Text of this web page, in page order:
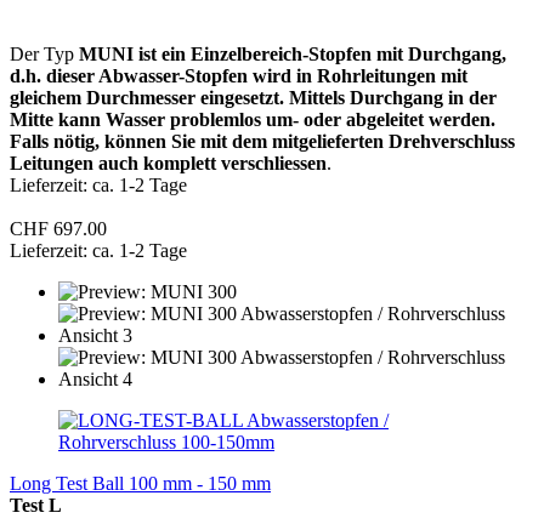
Der Typ MUNI ist ein Einzelbereich-Stopfen mit Durchgang,
d.h. dieser Abwasser-Stopfen wird in Rohrleitungen mit
gleichem Durchmesser eingesetzt. Mittels Durchgang in der
Mitte kann Wasser problemlos um- oder abgeleitet werden.
Falls nötig, können Sie mit dem mitgelieferten Drehverschluss
Leitungen auch komplett verschliessen.
Lieferzeit: ca. 1-2 Tage
CHF 697.00
Lieferzeit: ca. 1-2 Tage
Long Test Ball 100 mm - 150 mm
Test L